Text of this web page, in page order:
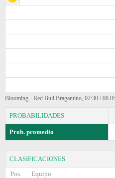
Blooming - Red Bull Bragantino, 02:30 /
PROBABILIDADES
Prob. promedio
CLASIFICACIONES
Pos.
Equipo